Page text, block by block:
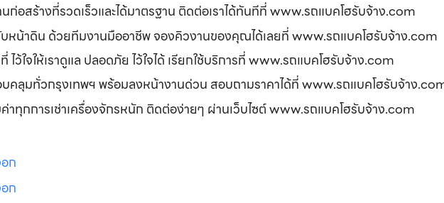
ก่อสร้างที่รวดเร็วและได้มาตรฐาน ติดต่อเราได้ทันทีที่ www.รถแบคโฮรับจ้าง.com
น้าดิน ด้วยทีมงานมืออาชีพ จองคิวงานของคุณได้เลยที่ www.รถแบคโฮรับจ้าง.com
ว้ใจให้เราดูแล ปลอดภัย ไว้ใจได้ เรียกใช้บริการที่ www.รถแบคโฮรับจ้าง.com
คลุมทั่วกรุงเทพฯ พร้อมลงหน้างานด่วน สอบถามราคาได้ที่ www.รถแบคโฮรับจ้าง
าทุกการเช่าเครื่องจักรหนัก ติดต่อง่ายๆ ผ่านเว็บไซต์ www.รถแบคโฮรับจ้าง.com
ก
ก